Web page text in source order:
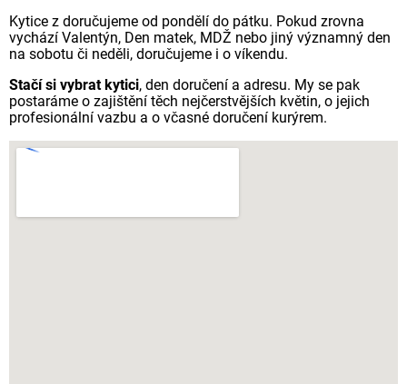
Kytice z doručujeme od pondělí do pátku. Pokud zrovna
vychází Valentýn, Den matek, MDŽ nebo jiný významný den
na sobotu či neděli, doručujeme i o víkendu.
Stačí si vybrat kytici, den doručení a adresu. My se pak
postaráme o zajištění těch nejčerstvějších květin, o jejich
profesionální vazbu a o včasné doručení kurýrem.